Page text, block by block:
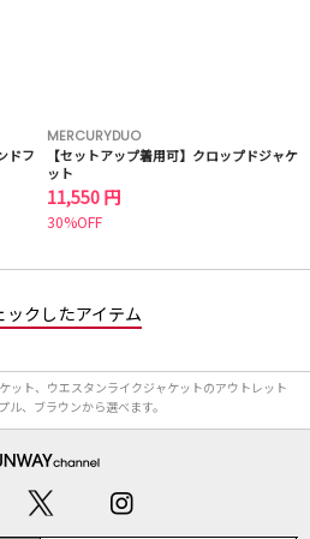
ドフ
MERCURYDUO
【セットアップ着用可】クロップドジャケ
ット
11,550 円
30%OFF
ックしたアイテム
ット、ウエスタンライクジャケットのアウトレット
、ブラウンから選べます。